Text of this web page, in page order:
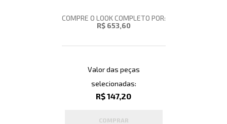
COMPRE O LOOK COMPLETO POR:
R$ 653,60
Valor das peças
selecionadas:
R$ 147,20
COMPRAR